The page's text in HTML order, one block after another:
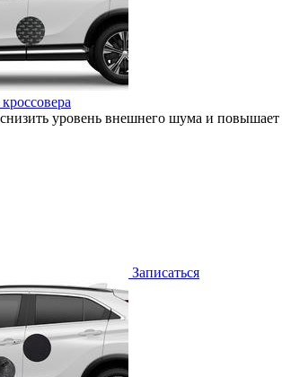
уровень внешнего шума и повышает
Записаться